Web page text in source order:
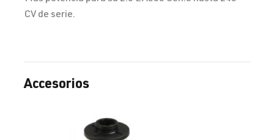
CV de serie.
Omitir la galería de productos
Accesorios